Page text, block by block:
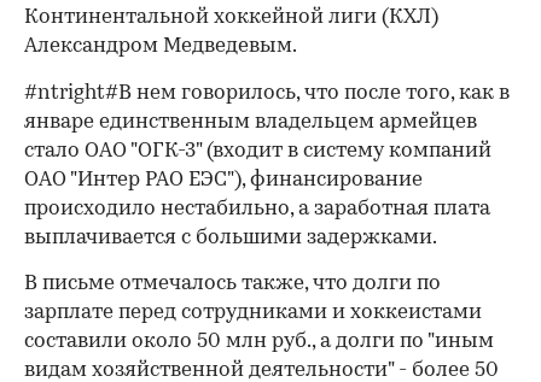
Континентальной хоккейной лиги (КХЛ)
Александром Медведевым.
00:00 00:00
#ntright#В нем говорилось, что после того, как в
январе единственным владельцем армейцев
стало ОАО "ОГК-3" (входит в систему компаний
ОАО "Интер РАО ЕЭС"), финансирование
происходило нестабильно, а заработная плата
выплачивается с большими задержками.
В письме отмечалось также, что долги по
зарплате перед сотрудниками и хоккеистами
составили около 50 млн руб., а долги по "иным
видам хозяйственной деятельности" - более 50